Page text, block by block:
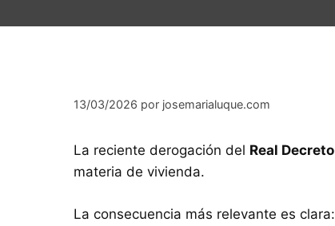
13/03/2026 por josemarialuque.com
La reciente derogación del Real
materia de vivienda.
La consecuencia más relevante es clara: